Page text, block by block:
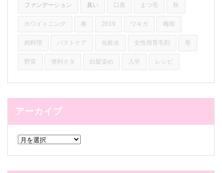
ファンデーション 臭い 口臭 まつ毛 秋
ホワイトニング 春 2019 ワキガ 梅雨
肉料理 バストケア 化粧水 女性用育毛剤 母
野菜 便利ネタ 白髪染め 入学 レシピ
アーカイブ
ア
イ